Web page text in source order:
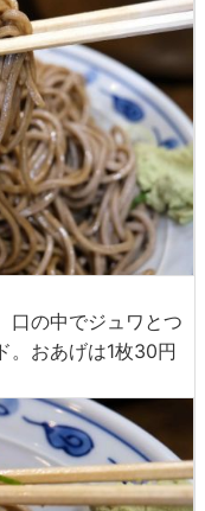
口の中でジュワとつ
。おあげは1枚30円